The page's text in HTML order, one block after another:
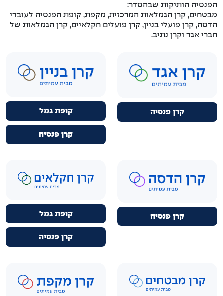
הפנסיה הותיקות שבהסדר:
מבטחים, קרן הגמלאות המרכזית, מקפת, קופת הפנסיה לעובדי
הדסה, קרן פועלי בניין, קרן פועלים חקלאיים, קרן הגמלאות של
חברי אגד וקרן נתיב.
קרן פנסיה קופת גמל
קרן פנסיה
קרן פנסיה קופת גמל
קרן פנסיה